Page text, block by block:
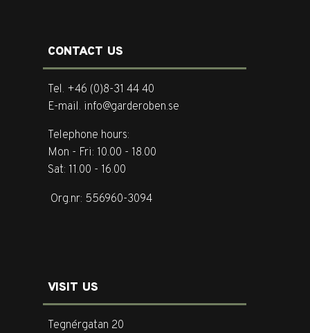
CONTACT US
Tel. +46 (0)8-31 44 40
E-mail. info@garderoben.se
Telephone hours:
Mon - Fri: 10.00 - 18.00
Sat: 11.00 - 16.00
Org.nr: 556960-3094
VISIT US
Tegnérgatan 20